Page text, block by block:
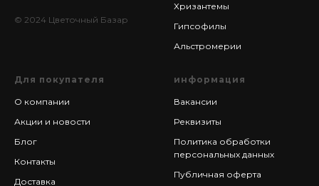
© 2024 Цветочный Базар
Хризантемы
Гипсофилы
Альстромерии
Для покупателя
О компании
Акции и новости
Блог
Контакты
Доставка
информация
Вакансии
Реквизиты
Политика обработки
персональных данных
Публичная оферта